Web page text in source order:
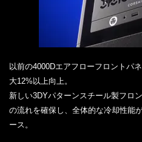
以前の4000Dエアフローフロントパ
大12%以上向上。
新しい3DYパターンスチール製フロ
の流れを確保し、全体的な冷却性能
ース。